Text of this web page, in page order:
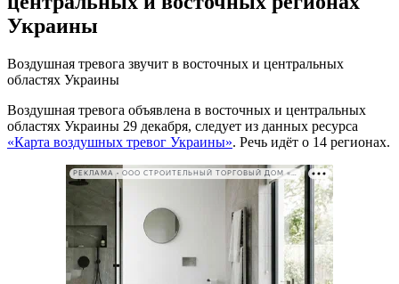
Украины
Воздушная тревога звучит в восточных и центральных
областях Украины
Воздушная тревога объявлена в восточных и центральных
областях Украины 29 декабря, следует из данных ресурса
«Карта воздушных тревог Украины». Речь идёт о 14 регионах.
РЕКЛАМА • ООО СТРОИТЕЛЬНЫЙ ТОРГОВЫЙ ДОМ «ПЕТРОВИЧ». ИНН: 7802348846